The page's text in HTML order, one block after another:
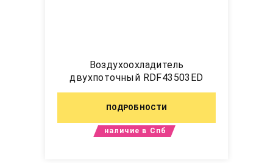
Воздухоохладитель
двухпоточный RDF43503ED
ПОДРОБНОСТИ
наличие в Спб